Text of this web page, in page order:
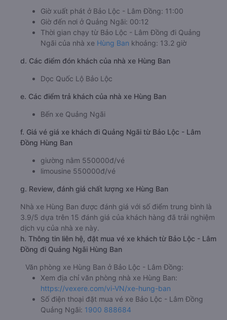
Giờ xuất phát ở Bảo Lộc - Lâm Đồng: 11:00
Giờ đến nơi ở Quảng Ngãi: 00:12
Thời gian chạy từ Bảo Lộc - Lâm Đồng đi Quảng
Ngãi của nhà xe Hùng Ban khoảng: 13.2 giờ
d. Các điểm đón khách của nhà xe Hùng Ban
Dọc Quốc Lộ Bảo Lộc
e. Các điểm trả khách của nhà xe Hùng Ban
Bến xe Quảng Ngãi
f. Giá vé giá xe khách đi Quảng Ngãi từ Bảo Lộc - Lâm
Đồng Hùng Ban
giường nằm 550000đ/vé
limousine 550000đ/vé
g. Review, đánh giá chất lượng xe Hùng Ban
Nhà xe Hùng Ban được đánh giá với số điểm trung bình là
3.9/5 dựa trên 15 đánh giá của khách hàng đã trải nghiệm
dịch vụ của nhà xe này.
h. Thông tin liên hệ, đặt mua vé xe khách từ Bảo Lộc - Lâm
Đồng đi Quảng Ngãi Hùng Ban
Văn phòng xe Hùng Ban ở Bảo Lộc - Lâm Đồng:
Xem địa chỉ văn phòng nhà xe Hùng Ban:
https://vexere.com/vi-VN/xe-hung-ban
Số điện thoại đặt mua vé xe Bảo Lộc - Lâm Đồng
Quảng Ngãi: 1900 888684